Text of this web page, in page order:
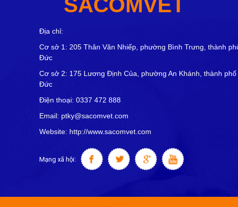
SACOMVET
Địa chỉ:
Cơ sở 1: 205 Thân Văn Nhiếp, phường Bình Trưng, thành
Đức
Cơ sở 2: 175 Lương Định Của, phường An Khánh, thành phố
Đức
Điện thoại: 0337 472 888
Email: ptky@sacomvet.com
Website: http://www.sacomvet.com
Mạng xã hội: